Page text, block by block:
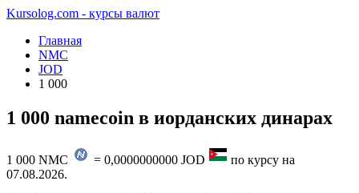
Kursolog.com - курсы валют
Главная
NMC
JOD
1 000
1 000 namecoin в иорданских динарах
1 000 NMC = 0,0000000000 JOD
по курсу на
07.08.2026.